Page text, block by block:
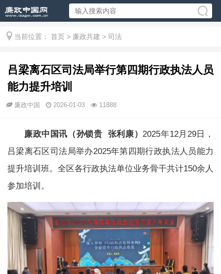
当前位置： 首页 > 廉政共建 > 司法
吕梁离石区司法局举行第四期行政执法人员
能力提升培训
廉政中国 2026-01-03 11888
廉政中国讯（孙锁贵 张利康）2025年12月29日，
吕梁离石区司法局举办2025年第四期行政执法人员能力
提升培训班。全区各行政执法单位业务骨干共计150余人
参加培训。